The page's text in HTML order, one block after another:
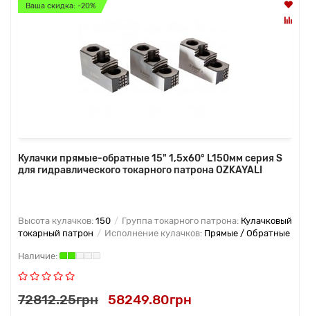
Ваша скидка: -20%
Кулачки прямые-обратные 15" 1,5x60° L150мм серия S
для гидравлического токарного патрона OZKAYALI
Высота кулачков: 150 Группа токарного патрона: Кулачковый
токарный патрон
Исполнение кулачков: Прямые / Обратные
72812.25грн 58249.80грн